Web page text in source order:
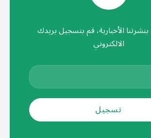
الأخبارية، قم بتسجيل بريدك
الالكتروني